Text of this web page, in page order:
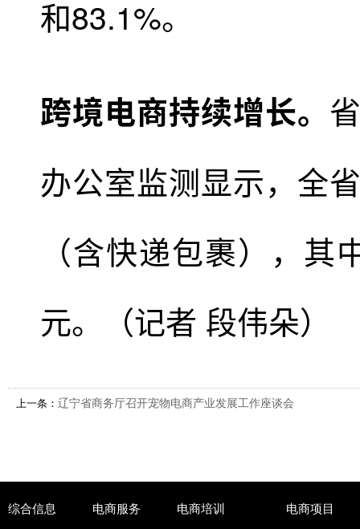
和83.1%。
跨境电商持续增长。
办公室监测显示，全
（含快递包裹），
元。（记者 段伟朵）
上一条： 辽宁省商务厅召开宠物电商产业发展工作座谈会
综合信息 电商服务 电商培训 电商项目